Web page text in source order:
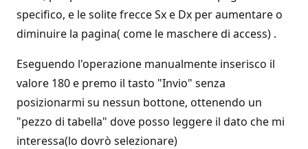
specifico, e le solite frecce Sx e Dx per aumentare o
diminuire la pagina( come le maschere di access) .
Eseguendo l'operazione manualmente inserisco il
valore 180 e premo il tasto "Invio" senza
posizionarmi su nessun bottone, ottenendo un
"pezzo di tabella" dove posso leggere il dato che mi
interessa(lo dovrò selezionare)